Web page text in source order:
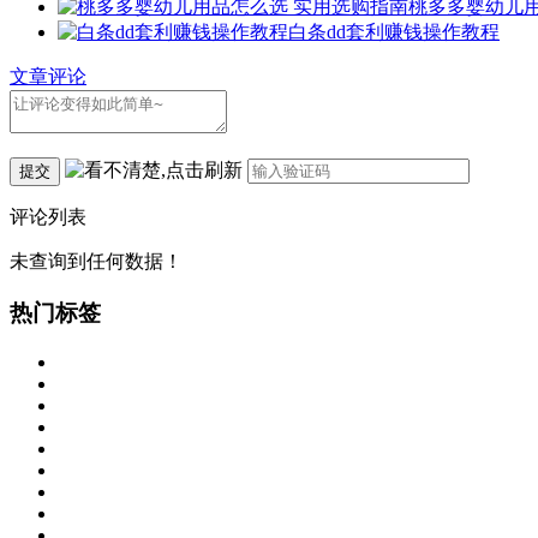
桃多多婴幼儿
白条dd套利赚钱操作教程
文章评论
提交
评论列表
未查询到任何数据！
热门标签